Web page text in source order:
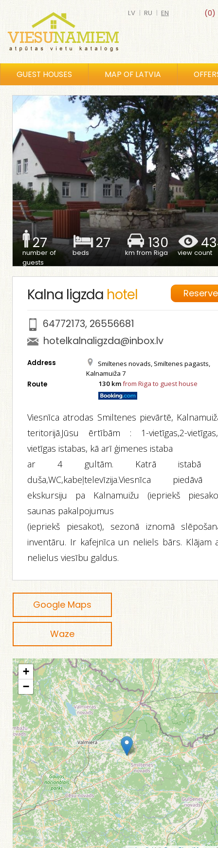
(0)
LV | RU | EN
GUEST HOUSES MAP OF LATVIA
27
number of
guests
27
beds
130
km from Riga view count
Kalna ligzda hotel Reserve
64772173, 26556681
hotelkalnaligzda@inbox.lv
Address
Smiltenes novads, Smiltenes pagasts,
Kalnamuiža 7
Route 130 kmfrom Riga to guest house
Viesnīca atrodas Smiltenes pievārtē,
teritorijā.Jūsu ērtībām : 1-vietīgas,2-
vietīgas istabas, kā arī ģimenes istaba
ar 4 gultām. Katrā istabā
duša,WC,kabeļtelevīzija.Viesnīca
ekskursiju pa Kalnamuižu (iepriekš
saunas pakalpojumus
(iepriekš piesakot), sezonā iznomā
inventāru. Ir kafejnīca un neliels bārs. Klājam
nelielus viesību galdus.
Google Maps
Waze
+
−